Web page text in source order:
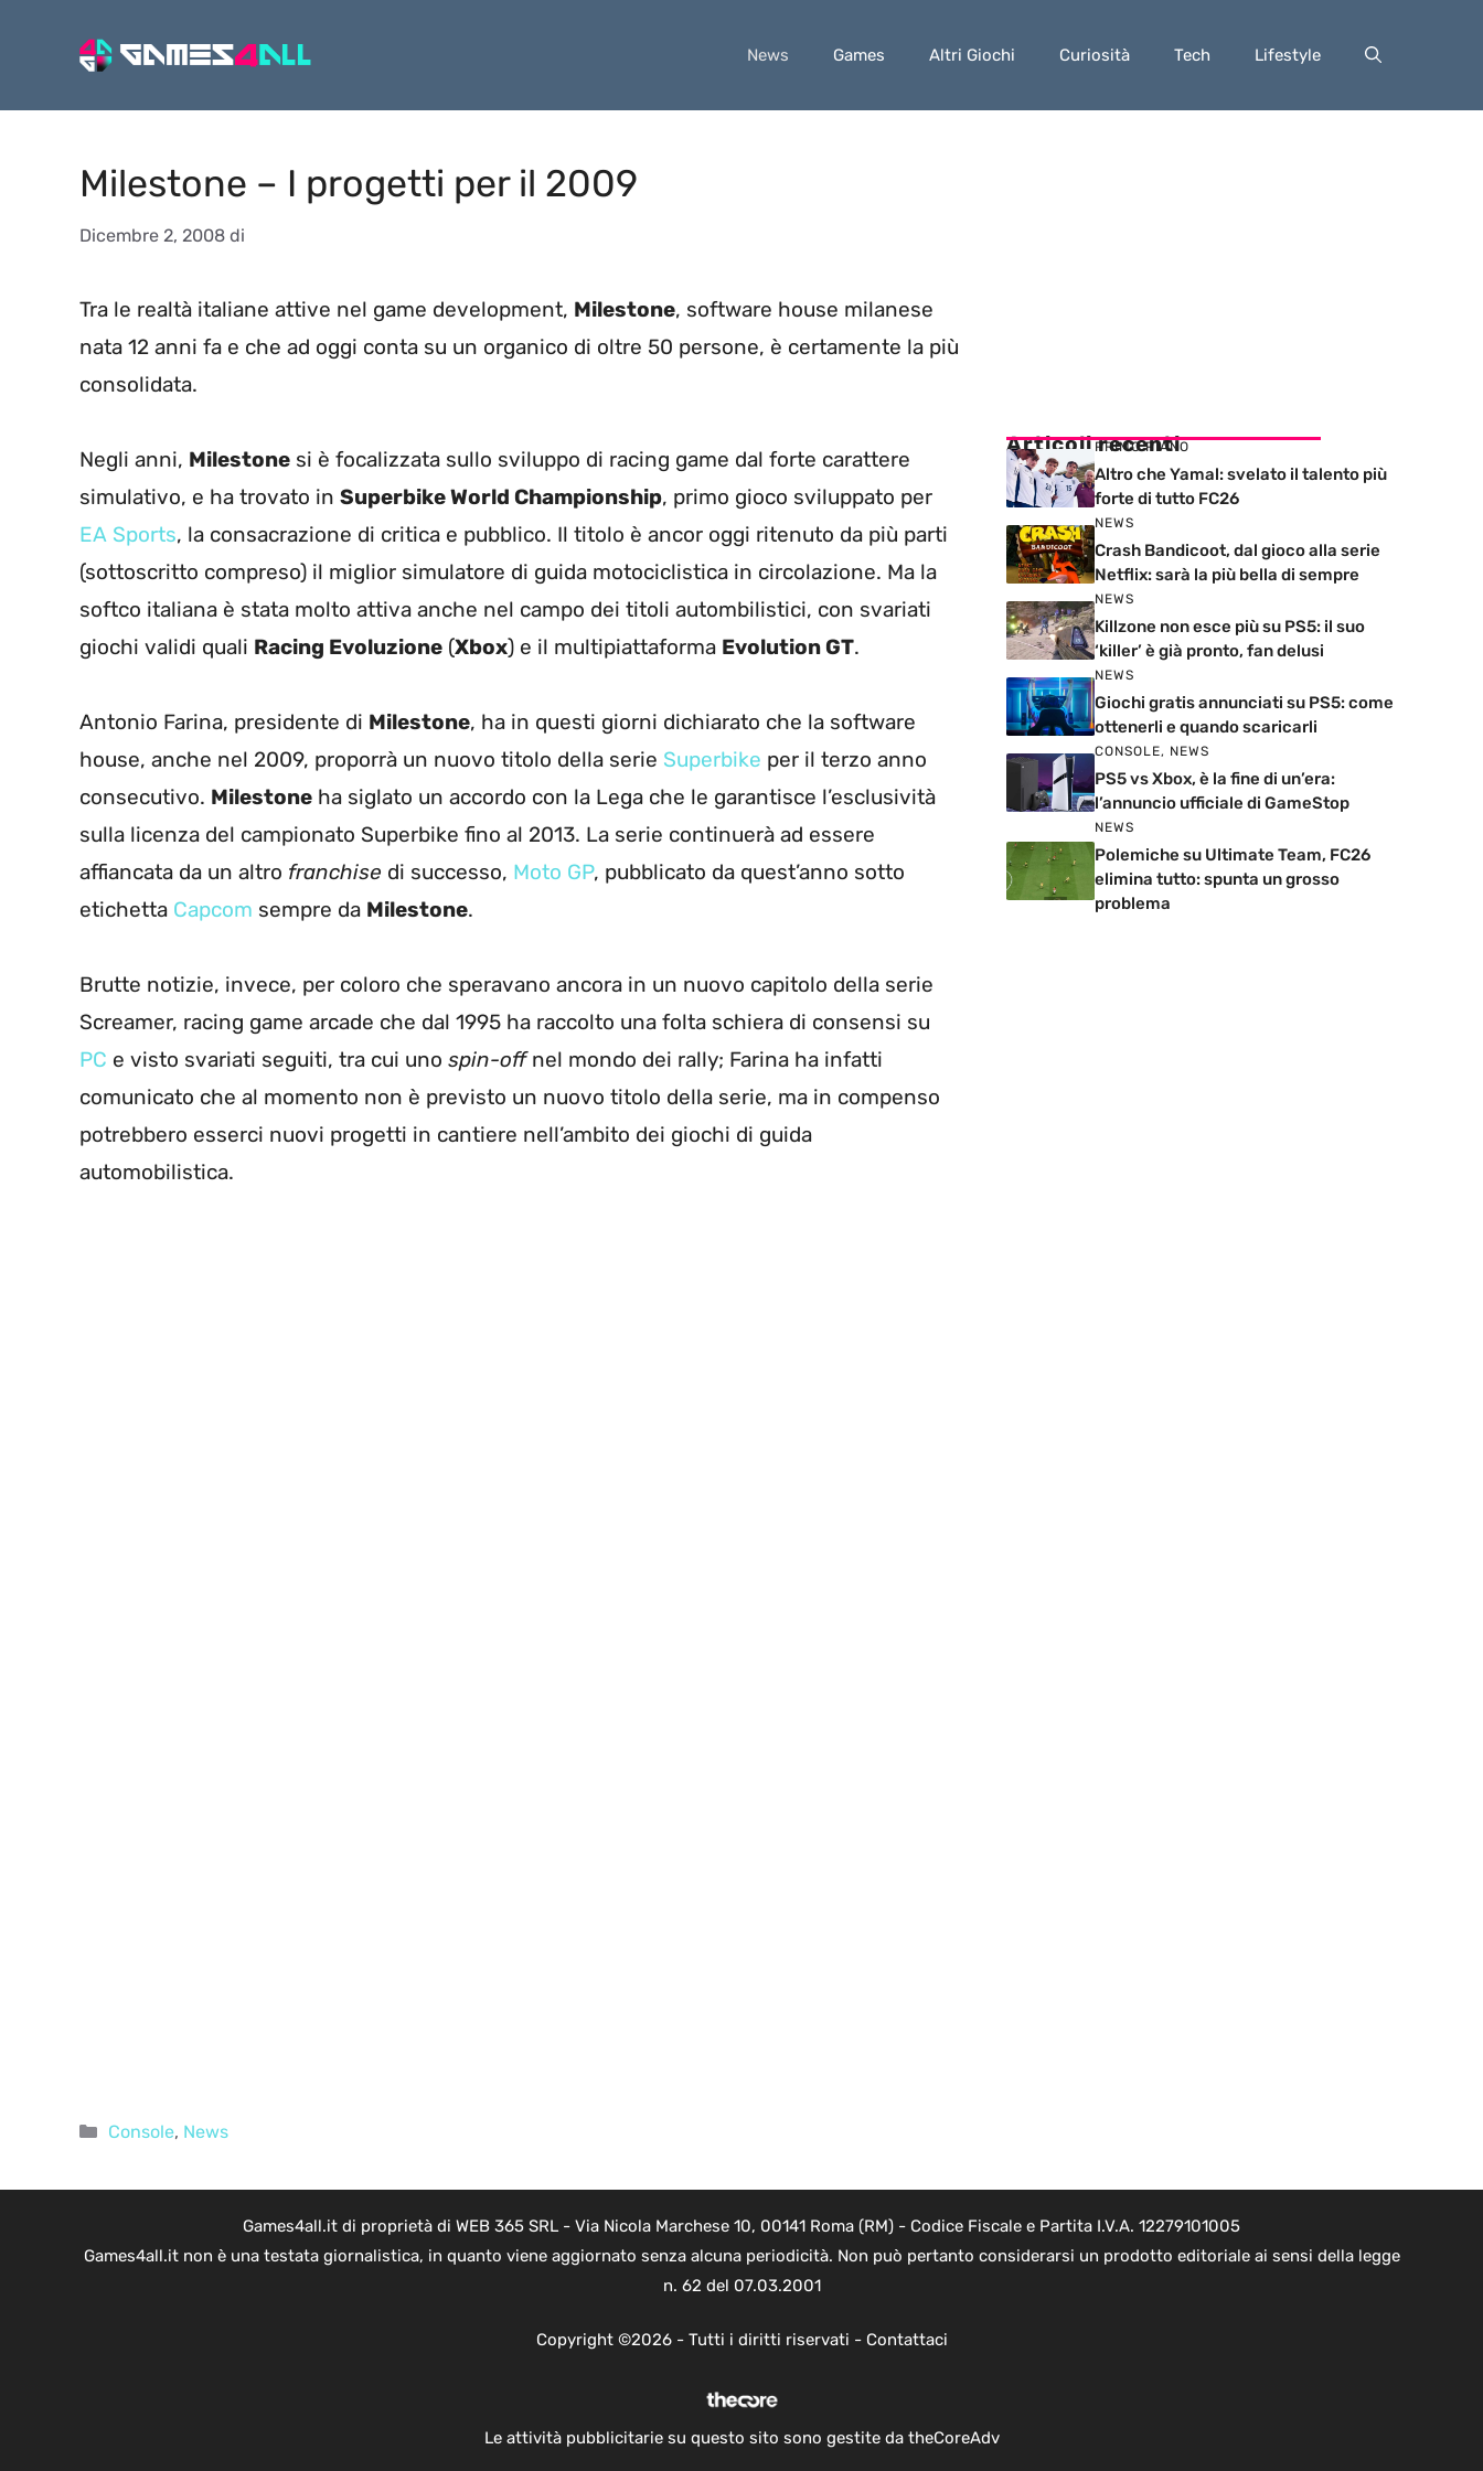
News Games Altri Giochi Curiosità Tech Lifestyle
Milestone – I progetti per il 2009
Dicembre 2, 2008 di
Tra le realtà italiane attive nel game development, Milestone, software house milanese
nata 12 anni fa e che ad oggi conta su un organico di oltre 50 persone, è certamente la più
consolidata.
Negli anni, Milestone si è focalizzata sullo sviluppo di racing game dal forte carattere
simulativo, e ha trovato in Superbike World Championship, primo gioco sviluppato per
EA Sports, la consacrazione di critica e pubblico. Il titolo è ancor oggi ritenuto da più parti
(sottoscritto compreso) il miglior simulatore di guida motociclistica in circolazione. Ma la
softco italiana è stata molto attiva anche nel campo dei titoli autombilistici, con svariati
giochi validi quali Racing Evoluzione (Xbox) e il multipiattaforma Evolution GT.
Antonio Farina, presidente di Milestone, ha in questi giorni dichiarato che la software
house, anche nel 2009, proporrà un nuovo titolo della serie Superbike per il terzo anno
consecutivo. Milestone ha siglato un accordo con la Lega che le garantisce l’esclusività
sulla licenza del campionato Superbike fino al 2013. La serie continuerà ad essere
affiancata da un altro franchise di successo, Moto GP, pubblicato da quest’anno sotto
etichetta Capcom sempre da Milestone.
Brutte notizie, invece, per coloro che speravano ancora in un nuovo capitolo della serie
Screamer, racing game arcade che dal 1995 ha raccolto una folta schiera di consensi su
PC e visto svariati seguiti, tra cui uno spin-offnel mondo dei rally; Farina ha infatti
comunicato che al momento non è previsto un nuovo titolo della serie, ma in compenso
potrebbero esserci nuovi progetti in cantiere nell’ambito dei giochi di guida
automobilistica.
Categorie
Console, News
Articoli recenti
PRIMO PIANO
Altro che Yamal: svelato il talento più
forte di tutto FC26
NEWS
Crash Bandicoot, dal gioco alla serie
Netflix: sarà la più bella di sempre
NEWS
Killzone non esce più su PS5: il suo
‘killer’ è già pronto, fan delusi
NEWS
Giochi gratis annunciati su PS5: come
ottenerli e quando scaricarli
CONSOLE, NEWS
PS5 vs Xbox, è la fine di un’era:
l’annuncio ufficiale di GameStop
NEWS
Polemiche su Ultimate Team, FC26
elimina tutto: spunta un grosso
problema
Games4all.it di proprietà di WEB 365 SRL - Via Nicola Marchese 10, 00141 Roma (RM) - Codice Fiscale e Partita I.V.A. 12279101005
Games4all.it non è una testata giornalistica, in quanto viene aggiornato senza alcuna periodicità. Non può pertanto considerarsi un prodotto editoriale ai sensi della legge
n. 62 del 07.03.2001
Copyright ©2026 - Tutti i diritti riservati - Contattaci
Le attività pubblicitarie su questo sito sono gestite da theCoreAdv